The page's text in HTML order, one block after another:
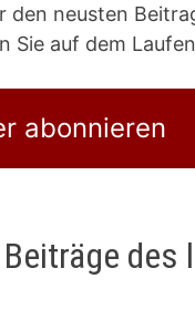
den neusten
Sie auf dem
abonnieren
des